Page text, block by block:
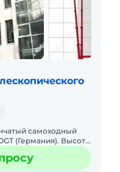
самоходный
(Германия). Высота
20 м. Тип